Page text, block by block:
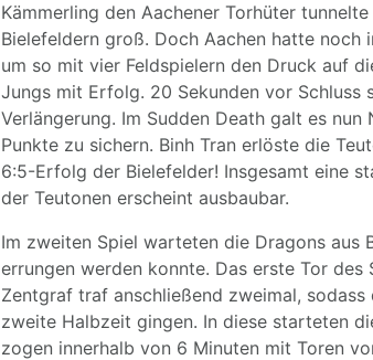
Kämmerling den Aachener Torhüter
Bielefeldern groß. Doch Aachen hatte noch
um so mit vier Feldspielern den Druck auf
Jungs mit Erfolg. 20 Sekunden vor Schluss
Verlängerung. Im Sudden Death galt es
Punkte zu sichern. Binh Tran erlöste die
6:5-Erfolg der Bielefelder! Insgesamt eine
der Teutonen erscheint ausbaubar.
Im zweiten Spiel warteten die Dragons aus
errungen werden konnte. Das erste Tor
Zentgraf traf anschließend zweimal,
zweite Halbzeit gingen. In diese starteten
zogen innerhalb von 6 Minuten mit Toren